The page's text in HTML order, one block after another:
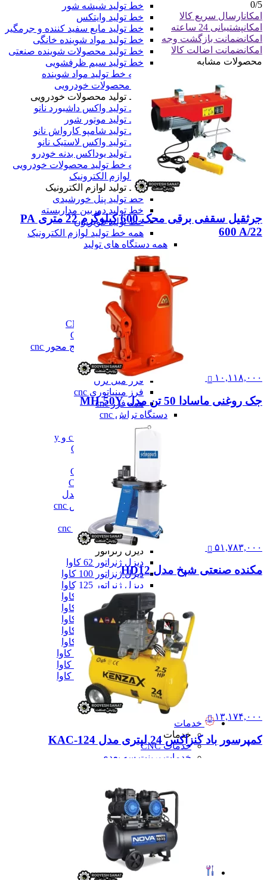
خط تولید شیشه شور
خط تولید وایتکس
خط تولید مایع سفید کننده و جرمگیر
خط تولید مواد شوینده خانگی
خط تولید محصولات شوینده صنعتی
خط تولید سیم ظرفشویی
همه خط تولید مواد شوینده
خط تولید محصولات خودرویی
خط تولید محصولات خودرویی
خط تولید واکس داشبورد نانو
خط تولید موتور شور
خط تولید شامپو کارواش نانو
خط تولید واکس لاستیک نانو
خط تولید یوداکس بدنه خودرو
همه خط تولید محصولات خودرویی
خط تولید لوازم الکترونیک
خط تولید لوازم الکترونیک
خط تولید پنل خورشیدی
خط تولید دوربین مداربسته
خط تولید تلویزیون
همه خط تولید لوازم الکترونیک
همه دستگاه های تولید
ماشین آلات صنعتی
ماشین آلات صنعتی
فرز cnc
فرز cnc
فرز افقی CNC
فرز بورینگ cnc
فرز دروازه ای CNC
فرز دنده زنی CNC
فرز سه، چهار و پنج محور cnc
فرز عمودی CNC
فرز معمولی cnc
فرز میل ترن
فرز مینیاتوری cnc
همه فرز cnc
دستگاه تراش cnc
دستگاه تراش cnc
تراش بورینگ CNC
تراش افقی CNC
تراش سنگین CNC
تراش عمودی CNC
تراش مولتی اسپیندل
دستگاه طول تراش cnc
سری تراش cnc
همه دستگاه تراش cnc
دیزل ژنراتور
دیزل ژنراتور
دیزل ژنراتور 62 کاوا
دیزل ژنزاتور 100 کاوا
دیزل ژنراتور 125 کاوا
دیزل ژنراتور 187 کاوا
دیزل ژنزاتور 275 کاوا
دیزل ژنزاتور 300 کاوا
دیزل ژنزاتور 400 کاوا
دیزل ژنزاتور 550 کاوا
دیزل ژنزاتور 1000 کاوا
دیزل ژنزاتور 1100 کاوا
دیزل ژنزاتور 1400 کاوا
همه دیزل ژنراتور
همه ماشین آلات صنعتی
همه محصولات
خدمات
خدمات
خدمات CNC
خدمات پرینت سه بعدی
خدمات طراحی قالب
خدمات اسکن 3 بعدی
خدمات تزریق پلاستیک
خدمات فرزکاری
خدمات واترجت
خدمات خم کاری
همه خدمات
0/5
امکانارسال سریع کالا
امکانپشتیبانی 24 ساعته
امکانضمانت بازگشت وجه
امکانضمانت اضالت کالا
محصولات مشابه
جرثقیل سقفی برقی محک 600 کیلوگرم 22 متری PA
600 A/22
۱۰,۱۱۸,۰۰۰
جک روغنی ماسادا 50 تن مدل MH-50Y
۵۱,۷۸۳,۰۰۰
مکنده صنعتی شپخ مدل HD12
۱۳,۱۷۴,۰۰۰
کمپرسور باد کنزاکس 24 لیتری مدل KAC-124